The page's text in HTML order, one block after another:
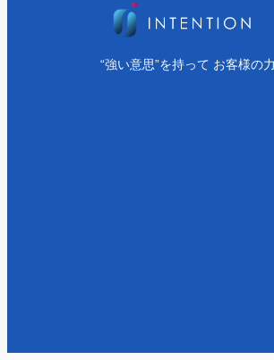
“強い意思”を持って お客様の